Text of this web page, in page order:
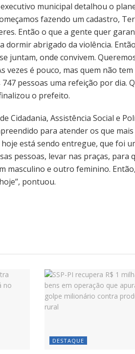
municipal detalhou o
fazendo um cadastro,
Então o que a gente quer
dormir abrigado da violência.
juntam, onde convivem.
vezes é pouco, mas quem não
pessoas uma refeição por dia.
o prefeito.
Cidadania, Assistência Social e
para atender os que mais
está sendo entregue, que foi
pessoas, levar nas praças, para
masculino e outro feminino.
pontuou.
DESTAQUE